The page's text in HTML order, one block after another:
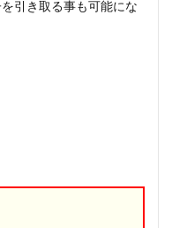
引き取る事も可能にな